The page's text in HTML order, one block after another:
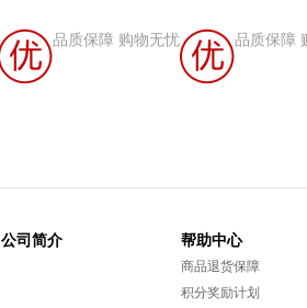
品质保障 购物无忧 品质保障
公司简介 帮助中心
商品退货保障
积分奖励计划